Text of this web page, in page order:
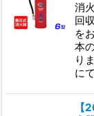
消
回
を
本
り
に
【